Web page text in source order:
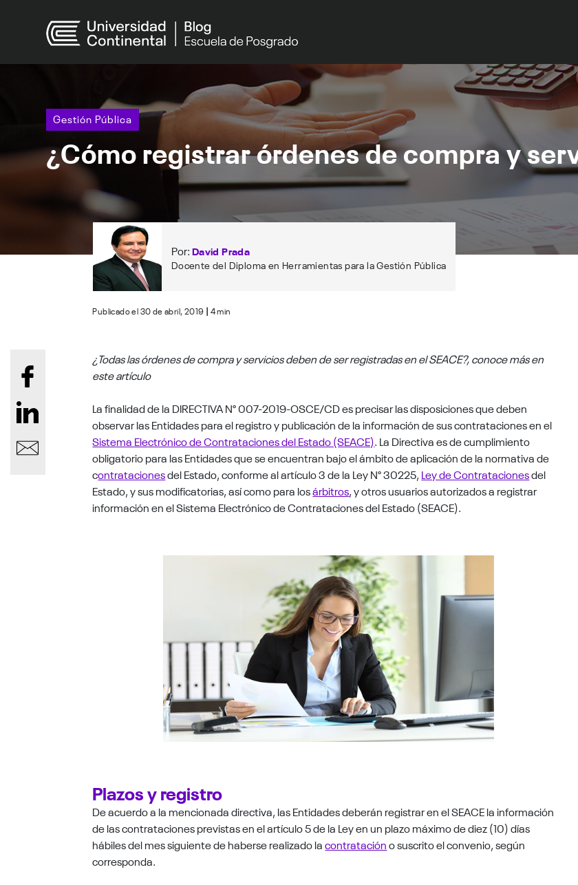
Gestión Pública
¿Cómo registrar órdenes de compra y
Por: David Prada
Docente del Diploma en Herramientas para la Gestión Pública
Publicado el 30 de abril, 2019 | 4 min
¿Todas las órdenes de compra y servicios deben de ser registradas en el SEACE?, conoce más en
este artículo
La finalidad de la DIRECTIVA N° 007-2019-OSCE/CD es precisar las disposiciones que deben
observar las Entidades para el registro y publicación de la información de sus contrataciones en el
Sistema Electrónico de Contrataciones del Estado (SEACE). La Directiva es de cumplimiento
obligatorio para las Entidades que se encuentran bajo el ámbito de aplicación de la normativa de
contratacionesdel Estado, conforme al artículo 3 de la Ley N° 30225, Ley de Contratacionesdel
Estado, y sus modificatorias, así como para losárbitros, y otros usuarios autorizados a registrar
información en el Sistema Electrónico de Contrataciones del Estado (SEACE).
Plazos y registro
De acuerdo a la mencionada directiva, las Entidades deberán registrar en el SEACE la información
de las contrataciones previstas en el artículo 5 de la Ley en un plazo máximo de diez (10) días
hábiles del mes siguiente de haberse realizado lacontratacióno suscrito el convenio, según
corresponda.